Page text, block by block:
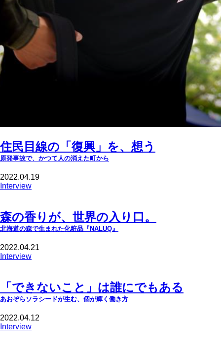
住民目線の「復興」を、想う
原発事故で、かつて人の消えた町から
2022.04.19
Interview
森の香りが、世界の入り口。
北海道の森で生まれた化粧品『NALUQ』
2022.04.21
Interview
「できないこと」は誰にでもある
あおぞらソラシードが生む、個が輝く働き方
2022.04.12
Interview